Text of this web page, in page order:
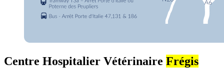
Centre Hospitalier Vétérinaire Frégis